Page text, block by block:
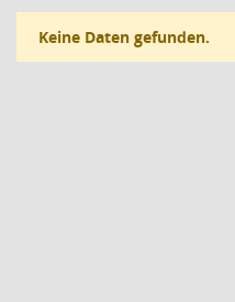
Keine Daten gefunden.